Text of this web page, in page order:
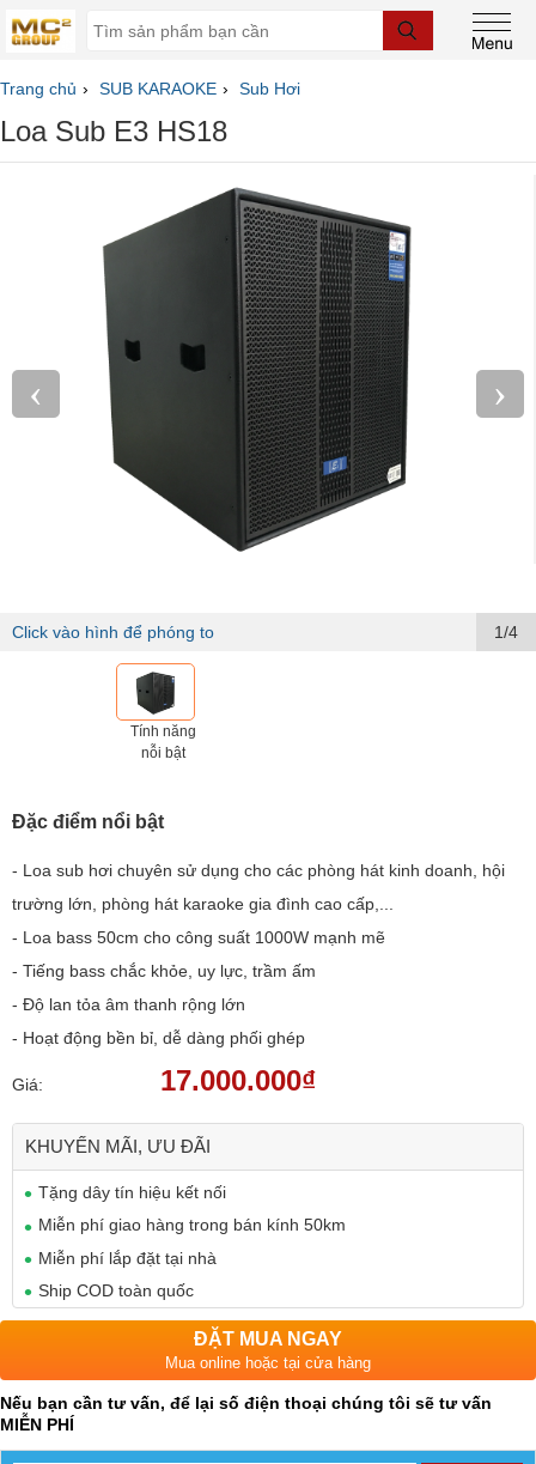
Trang chủ SUB KARAOKE Sub Hơi
Loa Sub E3 HS18
‹ ›
Click vào hình để phóng to 1/4
Tính năng
nỗi bật
Đặc điểm nổi bật
- Loa sub hơi chuyên sử dụng cho các phòng hát kinh doanh, hội
trường lớn, phòng hát karaoke gia đình cao cấp,...
- Loa bass 50cm cho công suất 1000W mạnh mẽ
- Tiếng bass chắc khỏe, uy lực, trầm ấm
- Độ lan tỏa âm thanh rộng lớn
- Hoạt động bền bỉ, dễ dàng phối ghép
Giá: 17.000.000₫
KHUYẾN MÃI, ƯU ĐÃI
Tặng dây tín hiệu kết nối
Miễn phí giao hàng trong bán kính 50km
Miễn phí lắp đặt tại nhà
Ship COD toàn quốc
ĐẶT MUA NGAY
Mua online hoặc tại cửa hàng
Nếu bạn cần tư vấn, để lại số điện thoại chúng tôi sẽ tư vấn
MIỄN PHÍ